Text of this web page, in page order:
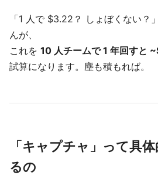
「1 人で $3.22？ しょぼくない？
んが、
これを 10 人チームで 1 年回すと
試算になります。塵も積もれば。
「キャプチャ」って具
るの